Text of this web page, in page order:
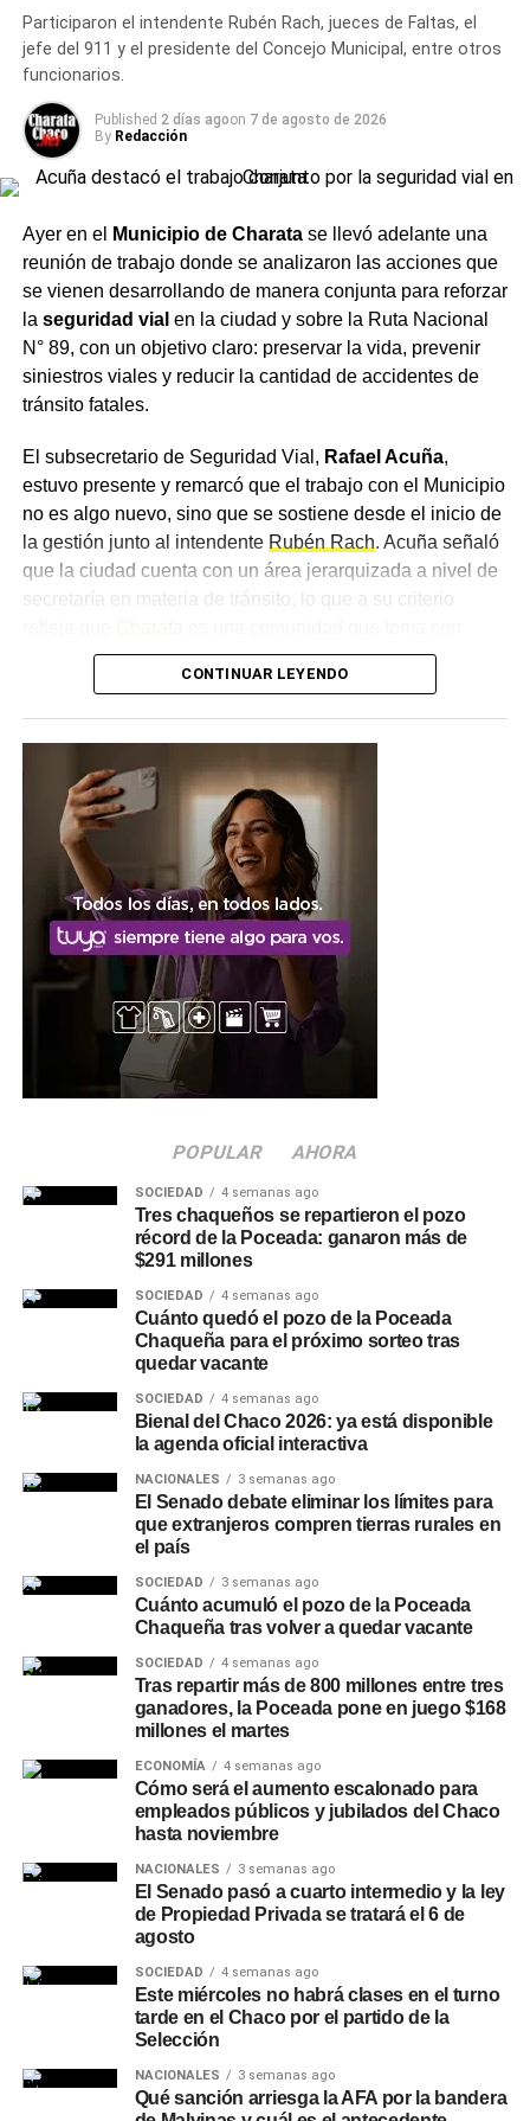
personal a cargo de la tarea preventiva, sino también en
la instancia posterior, de modo que se trate de un
personas involucradas.
Un encuentro con distintas
áreas
Del encuentro participaron, además, el intendente de
subsecretario de Seguridad
Vial, Rafael Acuña
; la jueza de Faltas Municipal, Gimena
Vázquez; el director de Zona Interior Charata, Antonio
Rudaz; el secretario de Tránsito, Carlos Aoad; el jefe del
Caminera, Mario Sosa, y el presidente del Concejo
Municipal, Alejandro Barcala.
noticias de Charataen
Participaron el intendente Rubén Rach, jueces de Faltas, el
jefe del 911 y el presidente del Concejo Municipal, entre otros
funcionarios.
Published 2 días agoon 7 de agosto de 2026
By Redacción
Ayer en el Municipio de Charatase llevó adelante una
reunión de trabajo donde se analizaron las acciones que
se vienen desarrollando de manera conjunta para reforzar
la seguridad vial en la ciudad y sobre la Ruta Nacional
N° 89, con un objetivo claro: preservar la vida, prevenir
siniestros viales y reducir la cantidad de accidentes de
tránsito fatales.
El subsecretario de Seguridad Vial, Rafael Acuña,
estuvo presente y remarcó que el trabajo con el Municipio
no es algo nuevo, sino que se sostiene desde el inicio de
la gestión junto al intendente Rubén Rach. Acuña señaló
que la ciudad cuenta con un área jerarquizada a nivel de
secretaría en materia de tránsito, lo que a su criterio
importancia la movilidad, un concepto que consideró más
amplio que el de la seguridad vial, ya que atraviesa el día
Una articulación entre
distintos organismos
El funcionario provincial subrayó que resulta fundamental
abordar la problemática desde diferentes puntos, en el
marco de la articulación que se da entre el Poder
Ejecutivo y el órgano de justicia, tanto municipal como
provincial. Esa mirada conjunta fue uno de los ejes
centrales del encuentro, que buscó ordenar los próximos
pasos en materia de controles, capacitaciones y
prevención vial.
encuentro
De la reunión participaron el intendente de Charata,
; la jueza de Faltas Provincial, Eliana López
Piccilli; la jueza de Faltas Municipal, Gimena Vázquez; el
director de Zona Interior Charata, Antonio Rudaz; el
secretario de Tránsito, Carlos Aoad; el jefe del 911, Juan
Antonio Cabrera; el representante de Policía Caminera,
Mario Sosa, y el presidente del Concejo Municipal,
Alejandro Barcala.
Más noticias de Charata enCharataChaco.Net.
CONTINUAR LEYENDO
POPULAR AHORA
SOCIEDAD 4 semanas ago
Tres chaqueños se repartieron el pozo
récord de la Poceada: ganaron más de
$291 millones
SOCIEDAD 4 semanas ago
Cuánto quedó el pozo de la Poceada
Chaqueña para el próximo sorteo tras
quedar vacante
SOCIEDAD 4 semanas ago
Bienal del Chaco 2026: ya está disponible
la agenda oficial interactiva
NACIONALES 3 semanas ago
El Senado debate eliminar los límites para
que extranjeros compren tierras rurales en
el país
SOCIEDAD 3 semanas ago
Cuánto acumuló el pozo de la Poceada
Chaqueña tras volver a quedar vacante
SOCIEDAD 4 semanas ago
Tras repartir más de 800 millones entre tres
ganadores, la Poceada pone en juego $168
millones el martes
ECONOMÍA 4 semanas ago
Cómo será el aumento escalonado para
empleados públicos y jubilados del Chaco
hasta noviembre
NACIONALES 3 semanas ago
El Senado pasó a cuarto intermedio y la ley
de Propiedad Privada se tratará el 6 de
agosto
SOCIEDAD 4 semanas ago
Este miércoles no habrá clases en el turno
tarde en el Chaco por el partido de la
Selección
NACIONALES 3 semanas ago
Qué sanción arriesga la AFA por la bandera